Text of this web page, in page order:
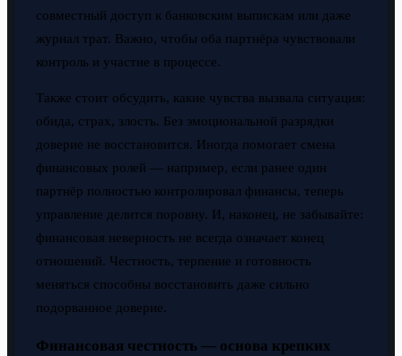
совместный доступ к банковским выпискам или даже
журнал трат. Важно, чтобы оба партнёра чувствовали
контроль и участие в процессе.
Также стоит обсудить, какие чувства вызвала ситуация:
обида, страх, злость. Без эмоциональной разрядки
доверие не восстановится. Иногда помогает смена
финансовых ролей — например, если ранее один
партнёр полностью контролировал финансы, теперь
управление делится поровну. И, наконец, не забывайте:
финансовая неверность не всегда означает конец
отношений. Честность, терпение и готовность
меняться способны восстановить даже сильно
подорванное доверие.
Финансовая честность — основа крепких